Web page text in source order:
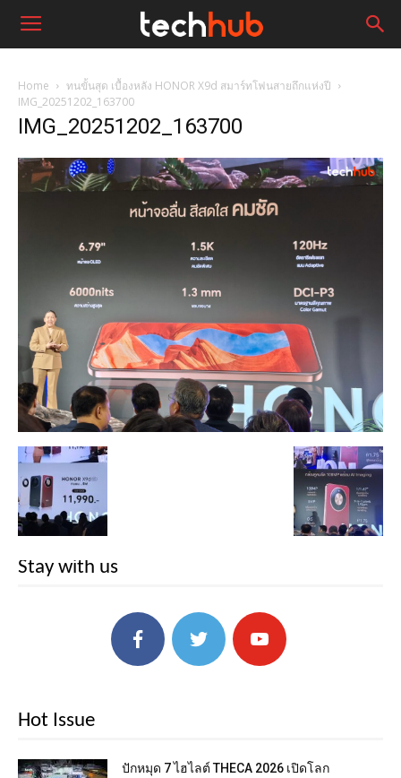
Home
ทนขั้นสุด เบื้องหลัง HONOR X9d สมาร์ทโฟนสายถึกแห่งปี
IMG_20251202_163700
IMG_20251202_163700
Stay with us
Hot Issue
ปักหมุด 7 ไฮไลต์ THECA 2026 เปิดโลก